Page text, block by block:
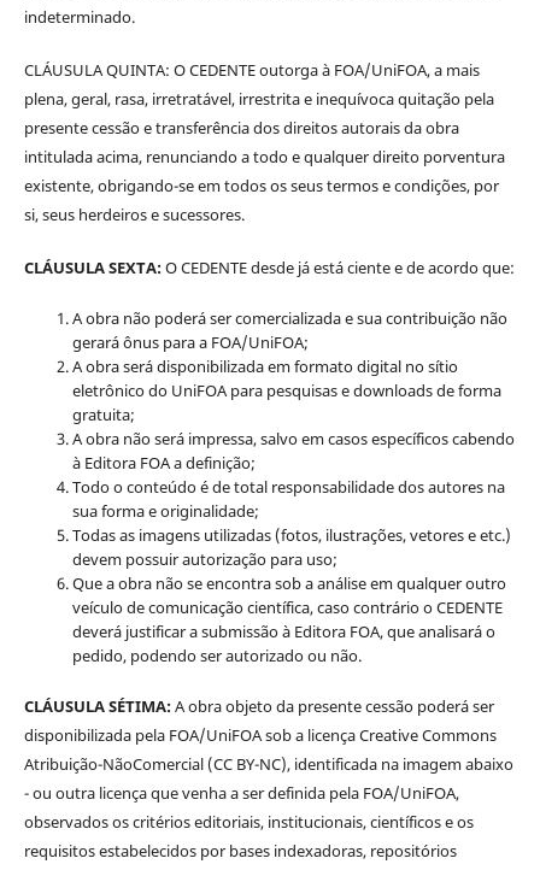
indeterminado.
CLÁUSULA QUINTA: O CEDENTE outorga à FOA/UniFOA, a mais
plena, geral, rasa, irretratável, irrestrita e inequívoca quitação pela
presente cessão e transferência dos direitos autorais da obra
intitulada acima, renunciando a todo e qualquer direito porventura
existente, obrigando-se em todos os seus termos e condições, por
si, seus herdeiros e sucessores.
CLÁUSULA SEXTA:O CEDENTE desde já está ciente e de acordo que:
A obra não poderá ser comercializada e sua contribuição não
gerará ônus para a FOA/UniFOA;
A obra será disponibilizada em formato digital no sítio
eletrônico do UniFOA para pesquisas e downloads de forma
gratuita;
A obra não será impressa, salvo em casos específicos cabendo
à Editora FOA a definição;
Todo o conteúdo é de total responsabilidade dos autores na
sua forma e originalidade;
Todas as imagens utilizadas (fotos, ilustrações, vetores e etc.)
devem possuir autorização para uso;
Que a obra não se encontra sob a análise em qualquer outro
veículo de comunicação científica, caso contrário o CEDENTE
deverá justificar a submissão à Editora FOA, que analisará o
pedido, podendo ser autorizado ou não.
CLÁUSULA SÉTIMA:A obra objeto da presente cessão poderá ser
disponibilizada pela FOA/UniFOA sob a licença Creative Commons
Atribuição-NãoComercial (CC BY-NC), identificada na imagem abaixo
- ou outra licença que venha a ser definida pela FOA/UniFOA,
observados os critérios editoriais, institucionais, científicos e os
requisitos estabelecidos por bases indexadoras, repositórios